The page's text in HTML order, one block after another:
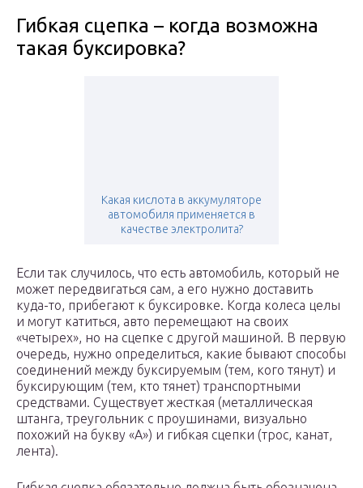
Гибкая сцепка – когда возможна
такая буксировка?
Какая кислота в аккумуляторе
автомобиля применяется в
качестве электролита?
Если так случилось, что есть автомобиль, который не
может передвигаться сам, а его нужно доставить
куда-то, прибегают к буксировке. Когда колеса целы
и могут катиться, авто перемещают на своих
«четырех», но на сцепке с другой машиной. В первую
очередь, нужно определиться, какие бывают способы
соединений между буксируемым (тем, кого тянут) и
буксирующим (тем, кто тянет) транспортными
средствами. Существует жесткая (металлическая
штанга, треугольник с проушинами, визуально
похожий на букву «А») и гибкая сцепки (трос, канат,
лента).